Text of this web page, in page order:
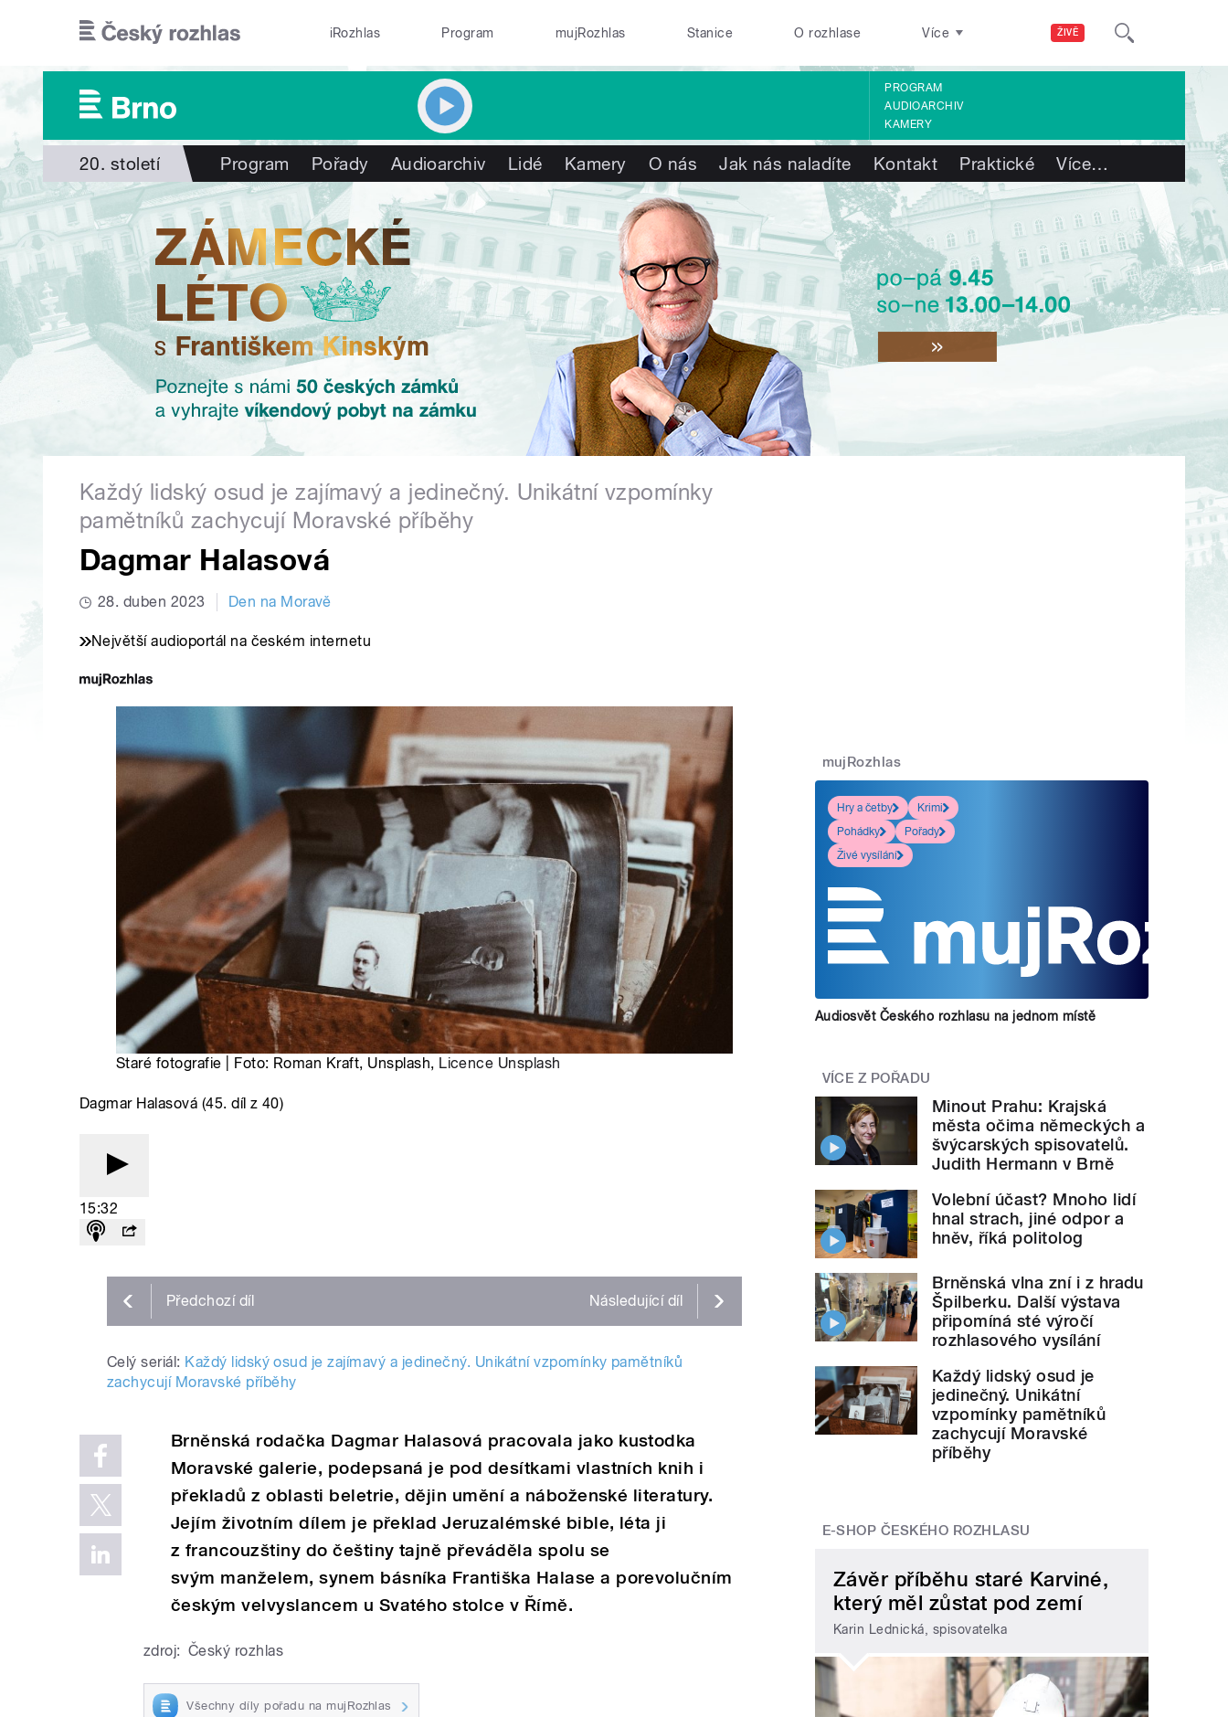
ŽIVĚ
iRozhlas Program mujRozhlas Stanice O rozhlase Více
PROGRAM
AUDIOARCHIV
KAMERY
20. století Program Pořady Audioarchiv Lidé Kamery O nás Jak nás naladíte Kontakt Praktické Více…
Každý lidský osud je zajímavý a jedinečný. Unikátní vzpomínky
pamětníků zachycují Moravské příběhy
Dagmar Halasová
28. duben 2023 Den na Moravě
Největší audioportál na českém internetu
Staré fotografie | Foto: Roman Kraft, Unsplash, Licence Unsplash
Dagmar Halasová (45. díl z 40)
15:32
Předchozí díl Následující díl
Celý seriál: Každý lidský osud je zajímavý a jedinečný. Unikátní vzpomínky pamětníků
zachycují Moravské příběhy
Brněnská rodačka Dagmar Halasová pracovala jako kustodka
Moravské galerie, podepsaná je pod desítkami vlastních knih i
překladů z oblasti beletrie, dějin umění a náboženské literatury.
Jejím životním dílem je překlad Jeruzalémské bible, léta ji
z francouzštiny do češtiny tajně převáděla spolu se
svým manželem, synem básníka Františka Halase a porevolučním
českým velvyslancem u Svatého stolce v Římě.
zdroj: Český rozhlas
Všechny díly pořadu na mujRozhlas
mujRozhlas
Hry a četby
Krimi
Pohádky
Pořady
Živé vysílání
Audiosvět Českého rozhlasu na jednom místě
VÍCE Z POŘADU
Minout Prahu: Krajská
města očima německých a
švýcarských spisovatelů.
Judith Hermann v Brně
Volební účast? Mnoho lidí
hnal strach, jiné odpor a
hněv, říká politolog
Brněnská vlna zní i z hradu
Špilberku. Další výstava
připomíná sté výročí
rozhlasového vysílání
Každý lidský osud je
jedinečný. Unikátní
vzpomínky pamětníků
zachycují Moravské
příběhy
E-SHOP ČESKÉHO ROZHLASU
Závěr příběhu staré Karviné,
který měl zůstat pod zemí
Karin Lednická, spisovatelka